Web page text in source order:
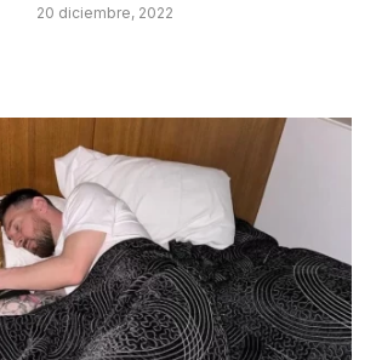
20 diciembre, 2022